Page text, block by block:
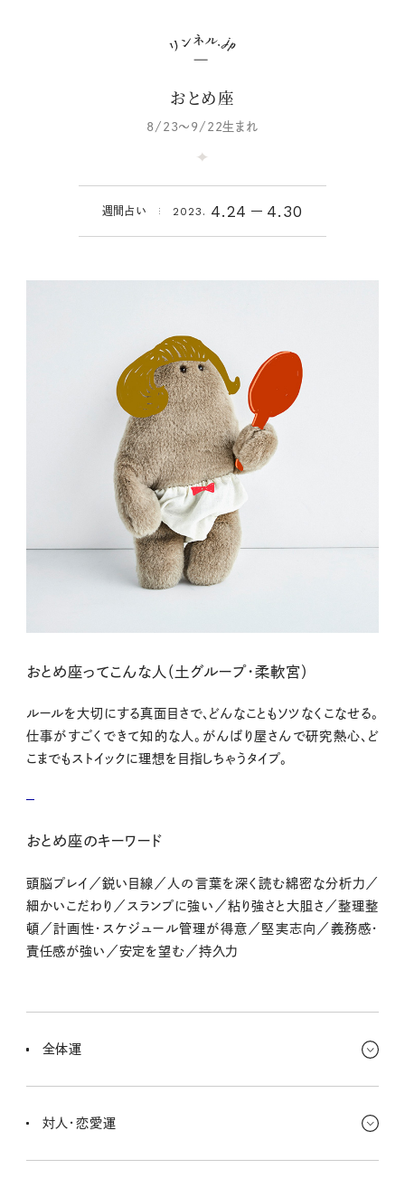
おとめ座
8/23～9/22生まれ
週間占い 2023. 4.24 4.30
おとめ座ってこんな人（土グループ・柔軟宮）
ルールを大切にする真面目さで、どんなこともソツなくこなせる。
仕事がすごくできて知的な人。がんばり屋さんで研究熱心、ど
こまでもストイックに理想を目指しちゃうタイプ。
おとめ座のキーワード
頭脳プレイ／鋭い目線／人の言葉を深く読む綿密な分析力／
細かいこだわり／スランプに強い／粘り強さと大胆さ／整理整
頓／計画性・スケジュール管理が得意／堅実志向／義務感・
責任感が強い／安定を望む／持久力
全体運
変に動けるように、いつも余裕を持ててると安心だよね〜。
対人・恋愛運